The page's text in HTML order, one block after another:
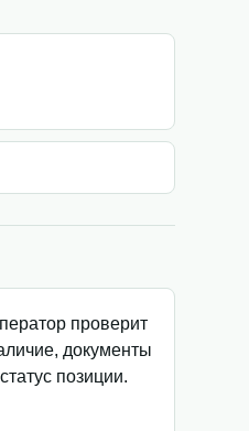
проверит
документы
позиции.